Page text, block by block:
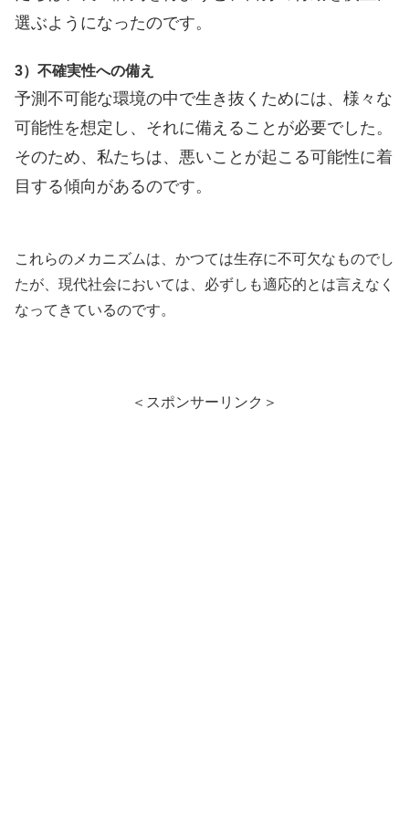
選ぶようになったのです。
3）不確実性への備え
予測不可能な環境の中で生き抜くためには、様々な
可能性を想定し、それに備えることが必要でした。
そのため、私たちは、悪いことが起こる可能性に着
目する傾向があるのです。
これらのメカニズムは、かつては生存に不可欠なものでし
たが、現代社会においては、必ずしも適応的とは言えなく
なってきているのです。
＜スポンサーリンク＞